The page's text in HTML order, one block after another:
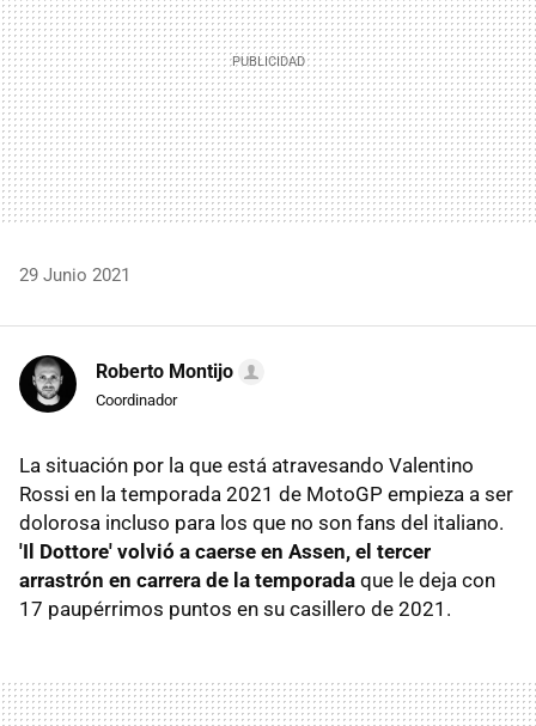
29 Junio 2021
Roberto Montijo
Coordinador
La situación por la que está atravesando Valentino
Rossi en la temporada 2021 de MotoGP empieza a ser
dolorosa incluso para los que no son fans del italiano.
'Il Dottore' volvió a caerse en Assen, el tercer
arrastrón en carrera de la temporada que le deja con
17 paupérrimos puntos en su casillero de 2021.